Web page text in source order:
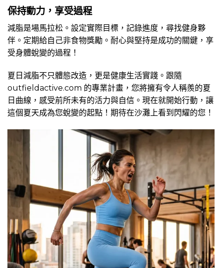
保持動力，享受過程
減脂是場馬拉松。設定實際目標，記錄進度，尋找健身夥
伴。定期給自己非食物獎勵。耐心與堅持是成功的關鍵，享
受身體蛻變的過程！
夏日減脂不只體態改造，更是健康生活實踐。跟隨
outfieldactive.com 的專業計畫，您將擁有令人稱羨的夏
日曲線，感受前所未有的活力與自信。現在就開始行動，讓
這個夏天成為您蛻變的起點！期待在沙灘上看到閃耀的您！